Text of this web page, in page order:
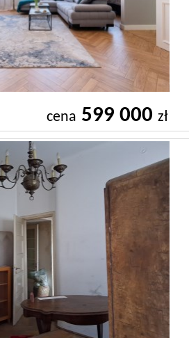
cena 599 000 zł